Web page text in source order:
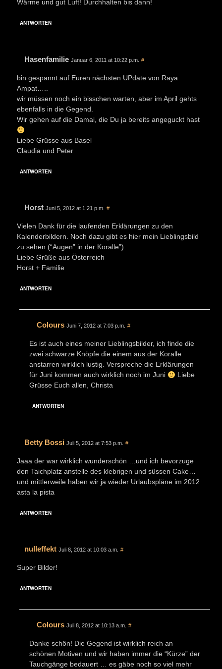
Wärme und gut Luft! Durchhalten bis dann!
ANTWORTEN
Hasenfamilie Januar 6, 2011 at 10:22 p.m. #
bin gespannt auf Euren nächsten UPdate von Raya
Ampat…..
wir müssen noch ein bisschen warten, aber im April gehts
ebenfalls in die Gegend.
Wir gehen auf die Damai, die Du ja bereits angeguckt hast
Liebe Grüsse aus Basel
Claudia und Peter
ANTWORTEN
Horst Juni 5, 2012 at 1:21 p.m. #
Vielen Dank für die laufenden Erklärungen zu den
Kalenderbildern. Noch dazu gibt es hier mein Lieblingsbild
zu sehen (“Augen” in der Koralle”).
Liebe Grüße aus Österreich
Horst + Familie
ANTWORTEN
Colours Juni 7, 2012 at 7:03 p.m. #
Es ist auch eines meiner Lieblingsbilder, ich finde die
zwei schwarze Knöpfe die einem aus der Koralle
anstarren wirklich lustig. Verspreche die Erklärungen
für Juni kommen auch wirklich noch im Juni
Liebe
Grüsse Euch allen, Christa
ANTWORTEN
Betty Bossi Juli 5, 2012 at 7:53 p.m. #
Jaaa der war wirklich wunderschön …und ich bevorzuge
den Taichplatz anstelle des klebrigen und süssen Cake…
und mittlerweile haben wir ja wieder Urlaubspläne im 2012
asta la pista
ANTWORTEN
nulleffekt Juli 8, 2012 at 10:03 a.m. #
Super Bilder!
ANTWORTEN
Colours Juli 8, 2012 at 10:13 a.m. #
Danke schön! Die Gegend ist wirklich reich an
schönen Motiven und wir haben immer die “Kürze” der
Tauchgänge bedauert … es gäbe noch so viel mehr